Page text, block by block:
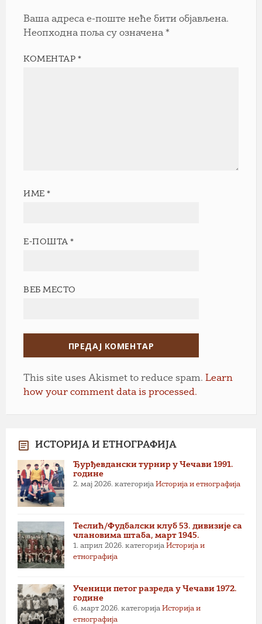
Ваша адреса е-поште неће бити објављена.
Неопходна поља су означена *
КОМЕНТАР*
ИМЕ*
Е-ПОШТА*
ВЕБ МЕСТО
This site uses Akismet to reduce spam. Learn
how your comment data is processed.
ИСТОРИЈА И ЕТНОГРАФИЈА
Ђурђевдански турнир у Чечави 1991.
године
2. мај 2026. категорија Историја и етнографија
Теслић/Фудбалски клуб 53. дивизије са
члановима штаба, март 1945.
1. април 2026. категорија Историја и
етнографија
Ученици петог разреда у Чечави 1972.
године
6. март 2026. категорија Историја и
етнографија